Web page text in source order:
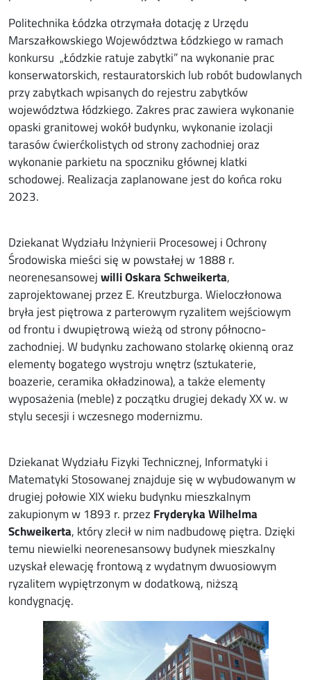
Politechnika Łódzka otrzymała dotację z Urzędu
Marszałkowskiego Województwa Łódzkiego w ramach
konkursu „Łódzkie ratuje zabytki” na wykonanie prac
konserwatorskich, restauratorskich lub robót budowlanych
przy zabytkach wpisanych do rejestru zabytków
województwa łódzkiego. Zakres prac zawiera wykonanie
opaski granitowej wokół budynku, wykonanie izolacji
tarasów ćwierćkolistych od strony zachodniej oraz
wykonanie parkietu na spoczniku głównej klatki
schodowej. Realizacja zaplanowane jest do końca roku
2023.
Dziekanat Wydziału Inżynierii Procesowej i Ochrony
Środowiska mieści się w powstałej w 1888 r.
neorenesansowejwilli Oskara Schweikerta,
zaprojektowanej przez E. Kreutzburga. Wieloczłonowa
bryła jest piętrowa z parterowym ryzalitem wejściowym
od frontu i dwupiętrową wieżą od strony północno-
zachodniej. W budynku zachowano stolarkę okienną oraz
elementy bogatego wystroju wnętrz (sztukaterie,
boazerie, ceramika okładzinowa), a także elementy
wyposażenia (meble) z początku drugiej dekady XX w. w
stylu secesji i wczesnego modernizmu.
Dziekanat Wydziału Fizyki Technicznej, Informatyki i
Matematyki Stosowanej znajduje się w wybudowanym w
drugiej połowie XIX wieku budynku mieszkalnym
zakupionym w 1893 r. przez Fryderyka Wilhelma
Schweikerta, który zlecił w nim nadbudowę piętra. Dzięki
temu niewielki neorenesansowy budynek mieszkalny
uzyskał elewację frontową z wydatnym dwuosiowym
ryzalitem wypiętrzonym w dodatkową, niższą
kondygnację.